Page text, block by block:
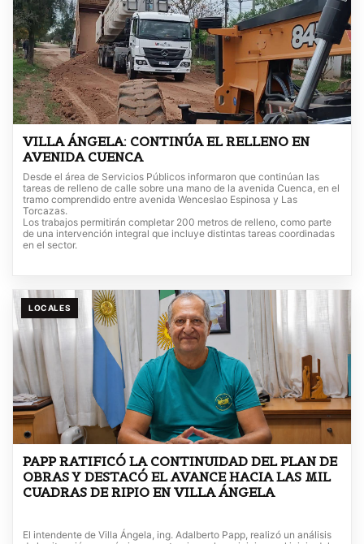
VILLA ÁNGELA: CONTINÚA EL RELLENO EN
AVENIDA CUENCA
Desde el área de Servicios Públicos informaron que continúan las
tareas de relleno de calle sobre una mano de la avenida Cuenca, en el
tramo comprendido entre avenida Wenceslao Espinosa y Las
Torcazas.
Los trabajos permitirán completar 200 metros de relleno, como parte
de una intervención integral que incluye distintas tareas coordinadas
en el sector.
LOCALES
PAPP RATIFICÓ LA CONTINUIDAD DEL PLAN DE
OBRAS Y DESTACÓ EL AVANCE HACIA LAS MIL
CUADRAS DE RIPIO EN VILLA ÁNGELA
El intendente de Villa Ángela, ing. Adalberto Papp, realizó un análisis